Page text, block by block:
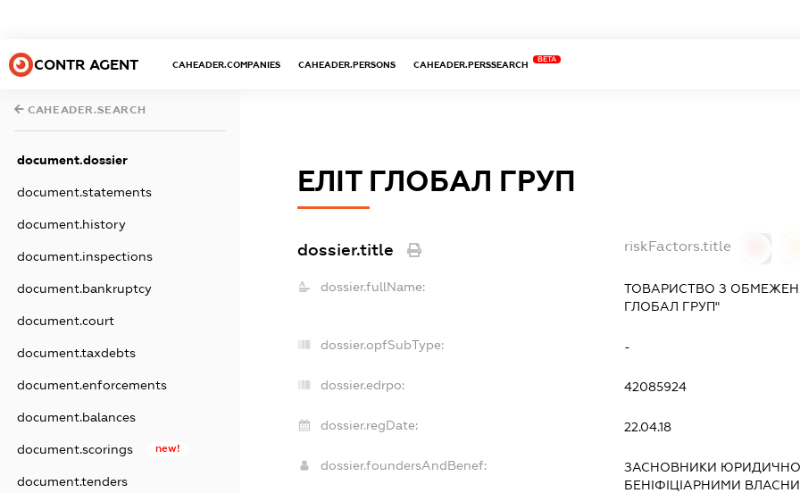
CONTR AGENT CAHEADER.COMPANIES CAHEADER.PERSONS CAHEADER.PERSSEARCH
BETA
CAHEADER.SEARCH
document.dossier
document.statements
document.history
document.inspections
document.bankruptcy
document.court
document.taxdebts
document.enforcements
document.balances
document.scorings new!
document.tenders
ЕЛІТ ГЛОБАЛ ГРУП
dossier.title riskFactors.title
dossier.fullName:
ТОВАРИСТВО З
ГЛОБАЛ ГРУП"
dossier.opfSubType: -
dossier.edrpo: 42085924
dossier.regDate: 22.04.18
dossier.foundersAndBenef:
ЗАСНОВНИКИ
БЕНІФІЦІАРНИМИ